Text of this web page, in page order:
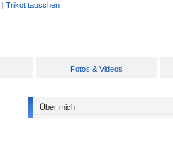
| Trikot tauschen
Fotos & Videos
Über mich